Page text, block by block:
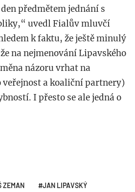
předmětem jednání s
uvedl Fialův mluvčí
k faktu, že ještě minulý
na nejmenování Lipavského
názoru vrhat na
veřejnost a koaliční partnery)
I přesto se ale jedná o
ZEMAN
JAN LIPAVSKÝ